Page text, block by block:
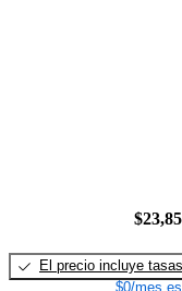
El precio incluye tasas
$0/mes